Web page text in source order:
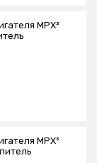
MPX³
MPX³